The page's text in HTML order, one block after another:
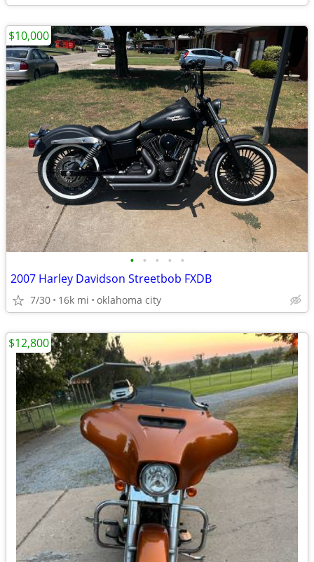
• • • • •
2007 Harley Davidson Streetbob FXDB
7/30 16k mi oklahoma city
$10,000
$12,800